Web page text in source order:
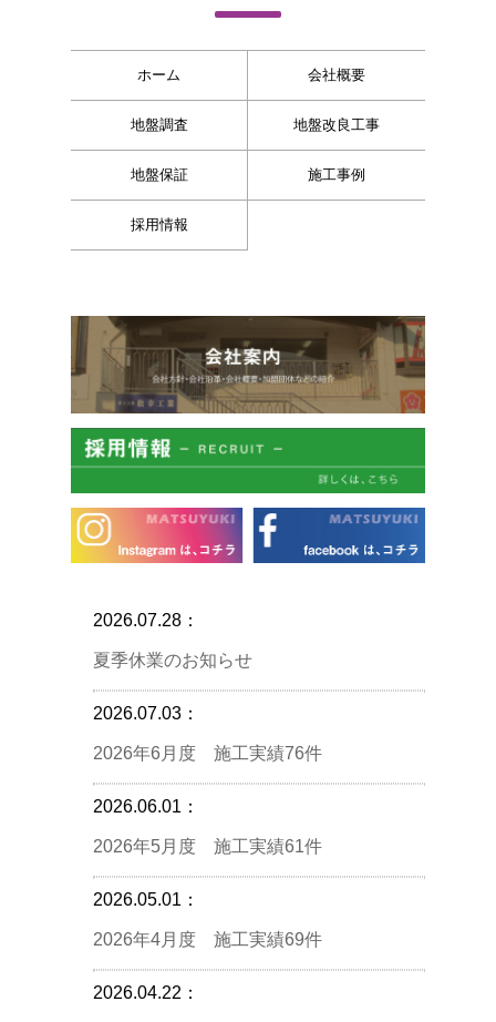
ホーム 会社概要
地盤調査 地盤改良工事
地盤保証 施工事例
採用情報
2026.07.28：
夏季休業のお知らせ
2026.07.03：
2026年6月度 施工実績76件
2026.06.01：
2026年5月度 施工実績61件
2026.05.01：
2026年4月度 施工実績69件
2026.04.22：